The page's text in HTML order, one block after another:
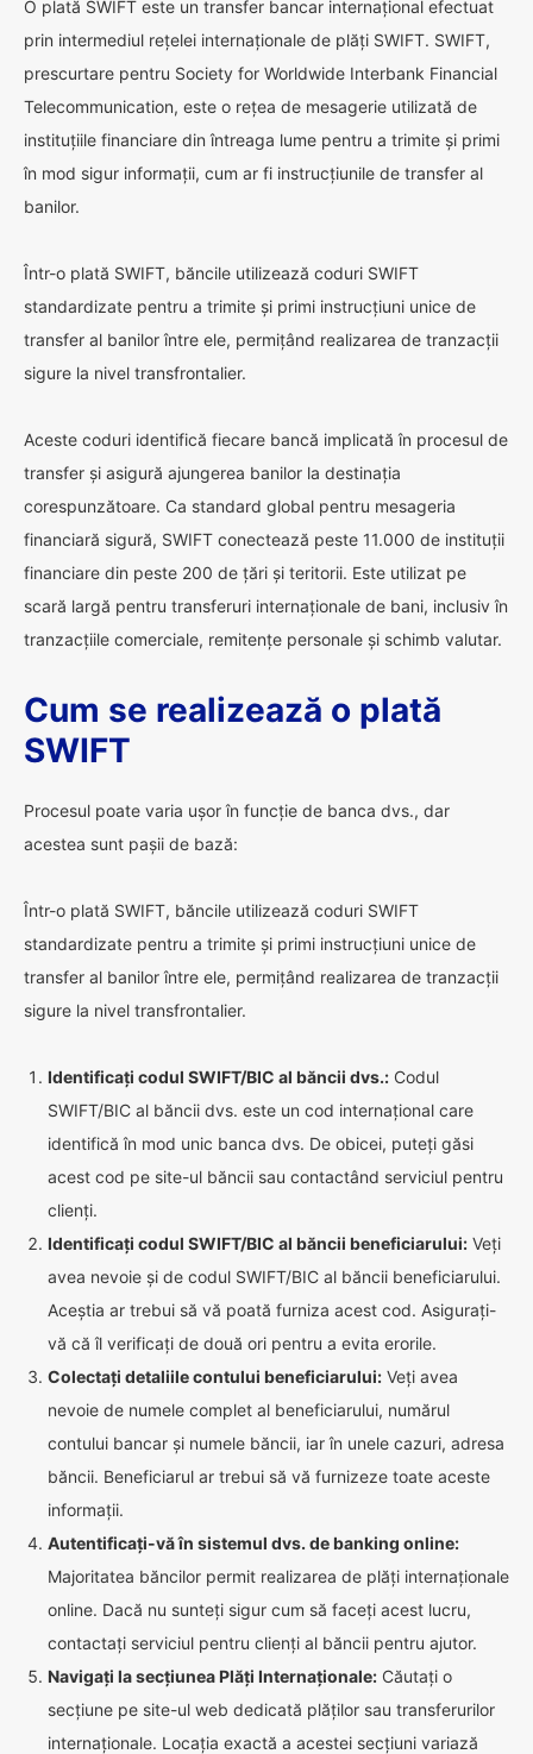
O plată SWIFT este un transfer bancar internațional efectuat
prin intermediul rețelei internaționale de plăți SWIFT. SWIFT,
prescurtare pentru Society for Worldwide Interbank Financial
Telecommunication, este o rețea de mesagerie utilizată de
instituțiile financiare din întreaga lume pentru a trimite și primi
în mod sigur informații, cum ar fi instrucțiunile de transfer al
banilor.
Într-o plată SWIFT, băncile utilizează coduri SWIFT
standardizate pentru a trimite și primi instrucțiuni unice de
transfer al banilor între ele, permițând realizarea de tranzacții
sigure la nivel transfrontalier.
Aceste coduri identifică fiecare bancă implicată în procesul de
transfer și asigură ajungerea banilor la destinația
corespunzătoare. Ca standard global pentru mesageria
financiară sigură, SWIFT conectează peste 11.000 de instituții
financiare din peste 200 de țări și teritorii. Este utilizat pe
scară largă pentru transferuri internaționale de bani, inclusiv în
tranzacțiile comerciale, remitențe personale și schimb valutar.
Cum se realizează o plată
SWIFT
Procesul poate varia ușor în funcție de banca dvs., dar
acestea sunt pașii de bază:
Într-o plată SWIFT, băncile utilizează coduri SWIFT
standardizate pentru a trimite și primi instrucțiuni unice de
transfer al banilor între ele, permițând realizarea de tranzacții
sigure la nivel transfrontalier.
Identificați codul SWIFT/BIC al băncii dvs.: Codul
SWIFT/BIC al băncii dvs. este un cod internațional care
identifică în mod unic banca dvs. De obicei, puteți găsi
acest cod pe site-ul băncii sau contactând serviciul pentru
clienți.
Identificați codul SWIFT/BIC al băncii beneficiarului: Veți
avea nevoie și de codul SWIFT/BIC al băncii beneficiarului.
Aceștia ar trebui să vă poată furniza acest cod. Asigurați-
vă că îl verificați de două ori pentru a evita erorile.
Colectați detaliile contului beneficiarului: Veți avea
nevoie de numele complet al beneficiarului, numărul
contului bancar și numele băncii, iar în unele cazuri, adresa
băncii. Beneficiarul ar trebui să vă furnizeze toate aceste
informații.
Autentificați-vă în sistemul dvs. de banking online:
Majoritatea băncilor permit realizarea de plăți internaționale
online. Dacă nu sunteți sigur cum să faceți acest lucru,
contactați serviciul pentru clienți al băncii pentru ajutor.
Navigați la secțiunea Plăți Internaționale: Căutați o
secțiune pe site-ul web dedicată plăților sau transferurilor
internaționale. Locația exactă a acestei secțiuni variază